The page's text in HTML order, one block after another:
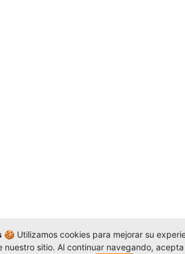
🍪 Utilizamos cookies para mejorar su
nuestro sitio. Al continuar navegando,